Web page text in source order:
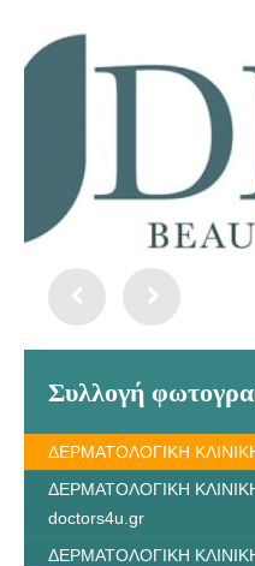
Συλλογή
ΔΕΡΜΑΤΟΛΟΓΙΚΗ
ΔΕΡΜΑΤΟΛΟΓΙΚΗ
doctors4u.gr
ΔΕΡΜΑΤΟΛΟΓΙΚΗ